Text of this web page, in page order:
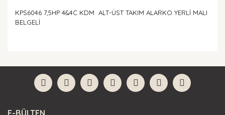
KPS6046 7,5HP 4&4C KDM ALT-ÜST TAKIM ALARKO YERLİ MALI
BELGELİ
Yorum Yaz
formunu kullanarak tarafımıza iletebilirsiniz.
Görüş ve önerileriniz için teşekkür ederiz.
E-BÜLTEN